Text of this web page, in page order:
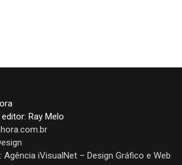
Ray Melo
Agência iVisualNet – Design Gráfico e Web